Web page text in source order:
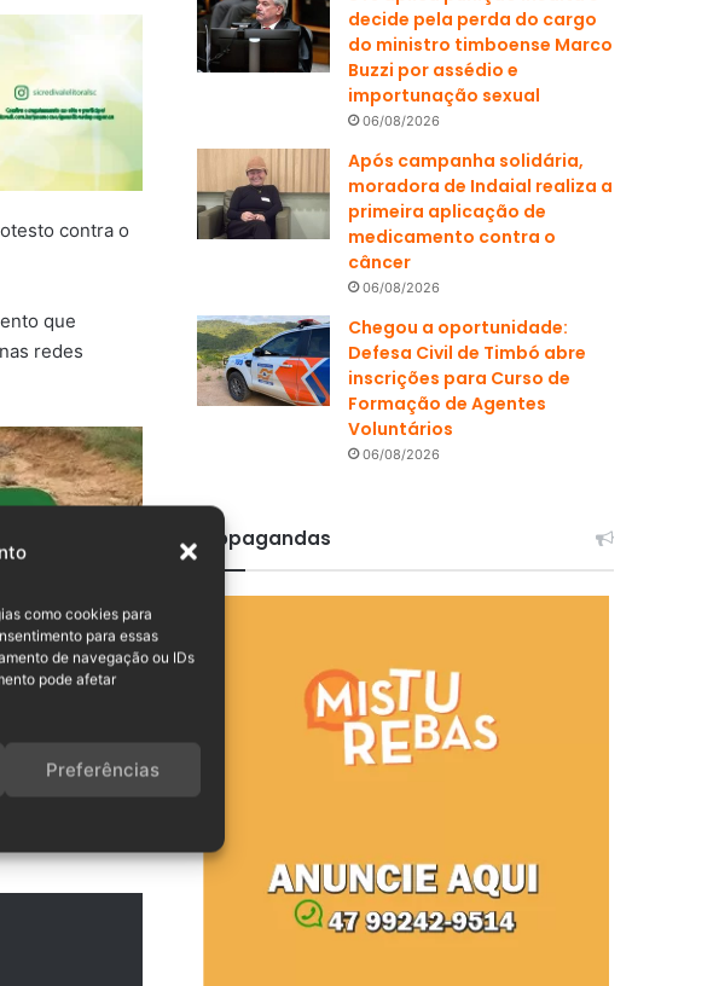
como cookies para
para essas
de navegação ou IDs
pode afetar
Preferências
contra o
que
redes
que
decide pela perda do cargo
do ministro timboense Marco
Buzzi por assédio e
importunação sexual
06/08/2026
Após campanha solidária,
moradora de Indaial realiza a
primeira aplicação de
medicamento contra o
câncer
06/08/2026
Chegou a oportunidade:
Defesa Civil de Timbó abre
inscrições para Curso de
Formação de Agentes
Voluntários
06/08/2026
Propagandas